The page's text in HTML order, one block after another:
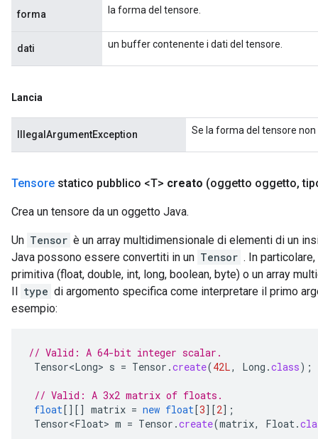
forma la forma del tensore.
dati un buffer contenente i dati del tensore.
Lancia
IllegalArgumentException Se la forma del tensore
Tensore statico pubblico <T> creato (oggetto oggetto,
Crea un tensore da un oggetto Java.
Un Tensor è un array multidimensionale di elementi di un
Java possono essere convertiti in un Tensor . In
primitiva (float, double, int, long, boolean, byte) o un array
Il type di argomento specifica come interpretare il primo
esempio:
// Valid: A 64-bit integer scalar.
Tensor<Long> s = Tensor .create(42L, Long .class);
// Valid: A 3x2 matrix of floats.
float[][] matrix = new float[3][2] ;
Tensor<Float> m = Tensor .create(matrix, Float.